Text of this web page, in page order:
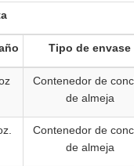
Tipo de envase
Contenedor de
de almeja
Contenedor de
de almeja